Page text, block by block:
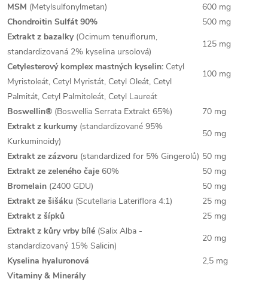
MSM (Metylsulfonylmetan)
600 mg
Chondroitin Sulfát 90%
500 mg
Extrakt z bazalky(Ocimum tenuiflorum,
standardizovaná 2% kyselina ursolová)
125 mg
Cetylesterový komplex mastných kyselin: Cetyl
Myristoleát, Cetyl Myristát, Cetyl Oleát, Cetyl
Palmitát, Cetyl Palmitoleát, Cetyl Laureát
100 mg
Boswellin® (Boswellia Serrata Extrakt 65%)
70 mg
Extrakt z kurkumy(standardizované 95%
Kurkuminoidy)
50 mg
Extrakt ze zázvoru (standardized for 5% Gingerolů) 50 mg
Extrakt ze zeleného čaje 60%
50 mg
Bromelain (2400 GDU)
50 mg
Extrakt ze šišáku (Scutellaria Lateriflora 4:1)
25 mg
Extrakt z šípků
25 mg
Extrakt z kůry vrby bílé (Salix Alba -
standardizovaný 15% Salicin)
20 mg
Kyselina hyaluronová
2,5 mg
Vitaminy & Minerály